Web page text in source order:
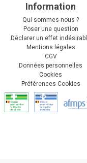
Information
Qui sommes-nous ?
Poser une question
Déclarer un effet
Mentions légales
CGV
Données personnelles
Cookies
Préférences Cookies